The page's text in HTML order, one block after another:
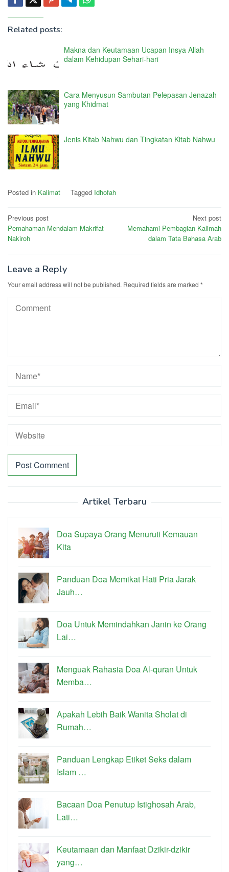
Related posts:
Makna dan Keutamaan Ucapan Insya Allah
dalam Kehidupan Sehari-hari
Cara Menyusun Sambutan Pelepasan Jenazah
yang Khidmat
Jenis Kitab Nahwu dan Tingkatan Kitab Nahwu
Posted in Kalimat Tagged Idhofah
Post
navigation
Previous post
Pemahaman Mendalam Makrifat
Nakiroh
Next post
Memahami Pembagian Kalimah
dalam Tata Bahasa Arab
Leave a Reply
Your email address will not be published. Required fields are marked *
Artikel Terbaru
Doa Supaya Orang Menuruti Kemauan
Kita
Panduan Doa Memikat Hati Pria Jarak
Jauh…
Doa Untuk Memindahkan Janin ke Orang
Lai…
Menguak Rahasia Doa Al-quran Untuk
Memba…
Apakah Lebih Baik Wanita Sholat di
Rumah…
Panduan Lengkap Etiket Seks dalam
Islam …
Bacaan Doa Penutup Istighosah Arab,
Lati…
Keutamaan dan Manfaat Dzikir-dzikir
yang…